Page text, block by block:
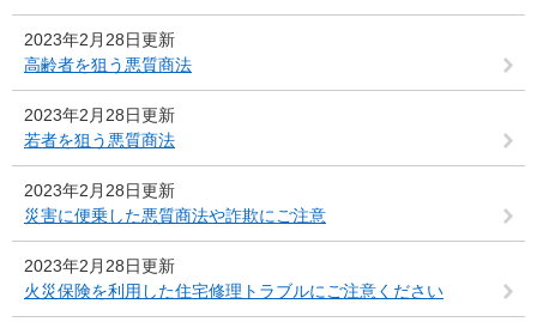
2023年2月28日更新
高齢者を狙う悪質商法
2023年2月28日更新
若者を狙う悪質商法
2023年2月28日更新
災害に便乗した悪質商法や詐欺にご注意
2023年2月28日更新
火災保険を利用した住宅修理トラブルにご注意ください